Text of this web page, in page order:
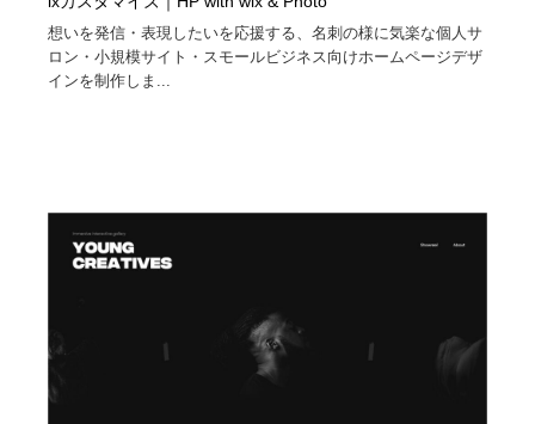
想いを発信・表現したいを応援する、名刺の様に気楽な個人サ
ロン・小規模サイト・スモールビジネス向けホームページデザ
インを制作しま...